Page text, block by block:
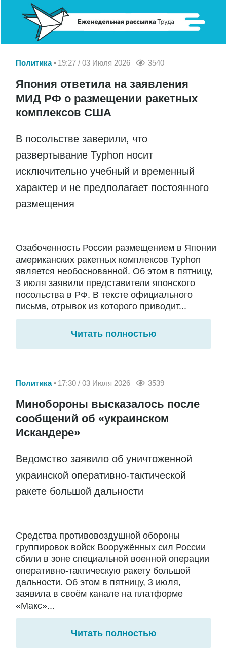
Политика 19:27 / 03 Июля 2026 3540
Япония ответила на заявления
МИД РФ о размещении ракетных
комплексов США
В посольстве заверили, что
развертывание Typhon носит
исключительно учебный и временный
характер и не предполагает постоянного
размещения
Озабоченность России размещением в Японии
американских ракетных комплексов Typhon
является необоснованной. Об этом в пятницу,
3 июля заявили представители японского
посольства в РФ. В тексте официального
письма, отрывок из которого приводит...
Читать полностью
Политика 17:30 / 03 Июля 2026 3539
Минобороны высказалось после
сообщений об «украинском
Искандере»
Ведомство заявило об уничтоженной
украинской оперативно-тактической
ракете большой дальности
Средства противовоздушной обороны
группировок войск Вооружённых сил России
сбили в зоне специальной военной операции
оперативно-тактическую ракету большой
дальности. Об этом в пятницу, 3 июля,
заявила в своём канале на платформе
«Макс»...
Читать полностью